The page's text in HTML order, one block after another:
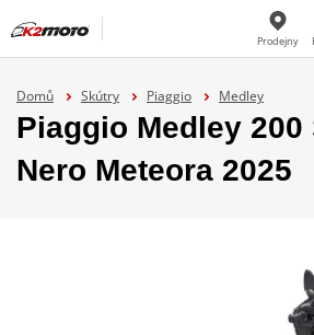
Prodejny
Domů Skútry Piaggio Medley
Piaggio Medley 200
Nero Meteora 2025